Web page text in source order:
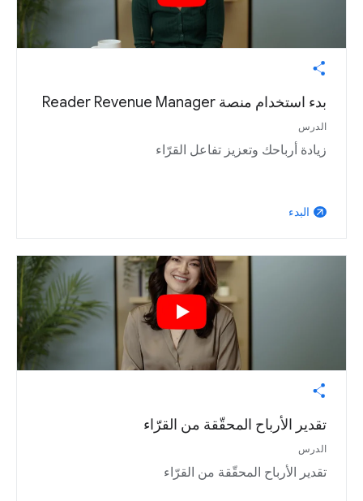
بدء استخدام منصة Reader Revenue Manager
الدرس
زيادة أرباحك وتعزيز تفاعل القرّاء
arrow_outward البدء
تقدير الأرباح المحقّقة من القرّاء
الدرس
تقدير الأرباح المحقّقة من القرّاء